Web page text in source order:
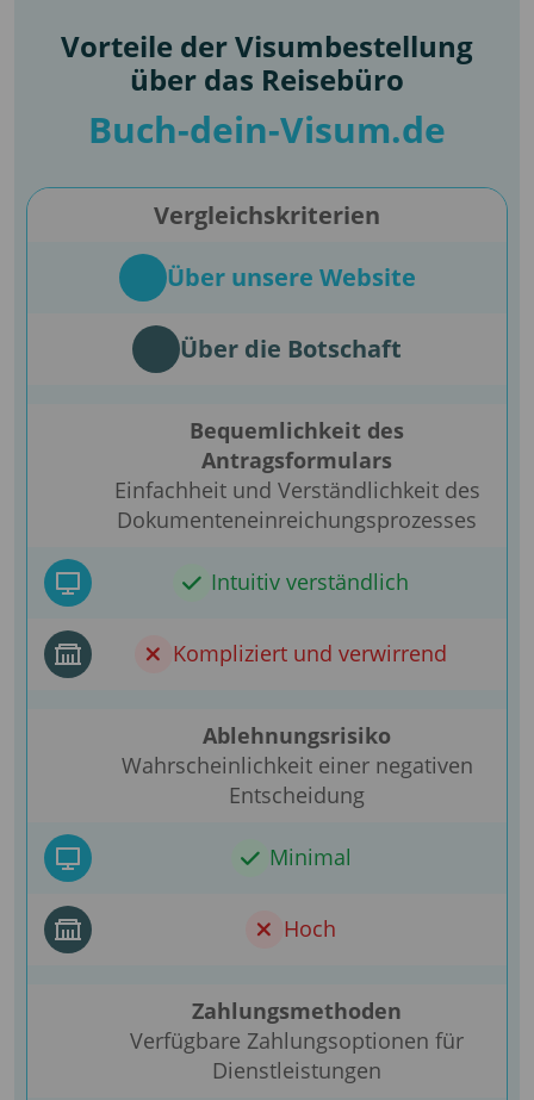
Vorteile der Visumbestellung
über das Reisebüro
Buch-dein-Visum.de
Vergleichskriterien
Über unsere Website
Über die Botschaft
Bequemlichkeit des
Antragsformulars
Einfachheit und Verständlichkeit des
Dokumenteneinreichungsprozesses
Intuitiv verständlich
Kompliziert und verwirrend
Ablehnungsrisiko
Wahrscheinlichkeit einer negativen
Entscheidung
Minimal
Hoch
Zahlungsmethoden
Verfügbare Zahlungsoptionen für
Dienstleistungen